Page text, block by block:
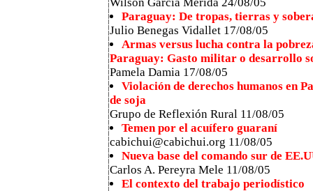
Paraguay: De tropas, tierras y
Julio Benegas Vidallet 17/08/05
Armas versus lucha contra la
Paraguay: Gasto militar o desarrollo
Pamela Damia 17/08/05
Violación de derechos humanos en
de soja
Grupo de Reflexión Rural 11/08/05
Temen por el acuífero guaraní
cabichui@cabichui.org 11/08/05
Nueva base del comando sur de
Carlos A. Pereyra Mele 11/08/05
El contexto del trabajo periodístico